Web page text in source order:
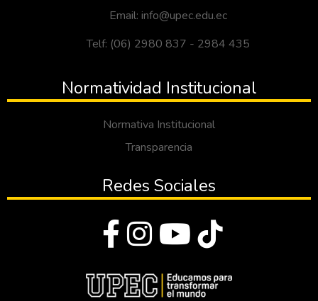
Email: info@upec.edu.ec
Telf: (06) 2980 837 - 2984 435
Normatividad Institucional
Normativa Institucional
Transparencia
Redes Sociales